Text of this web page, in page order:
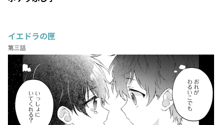
イエドラの匣
第三話